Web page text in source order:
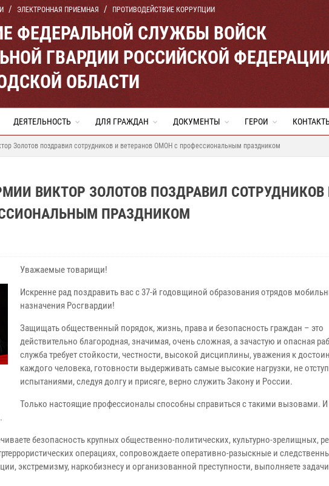
ЭЛЕКТРОННАЯ ПРИЕМНАЯ ПРОТИВОДЕЙСТВИЕ КОРРУПЦИИ
ФЕДЕРАЛЬНОЙ СЛУЖБЫ ВОЙСК
ГВАРДИИ РОССИЙСКОЙ
ОБЛАСТИ
ДЕЯТЕЛЬНОСТЬ ДЛЯ ГРАЖДАН ДОКУМЕНТЫ ГЕРОИ
Золотов поздравил сотрудников и ветеранов ОМОН с профессиональным праздником
ВИКТОР ЗОЛОТОВ ПОЗДРАВИЛ СОТРУДНИКОВ
ПРАЗДНИКОМ
Уважаемые товарищи!
Искренне рад поздравить вас с 37-й годовщиной образования отрядов
назначения Росгвардии!
Защищать общественный порядок, жизнь, права и безопасность граждан – это
действительно благородная, значимая, очень сложная, а зачастую и опасная
служба требует стойкости, честности, высокой дисциплины, уважения к
каждого человека, готовности выдерживать самые высокие нагрузки, не
испытаниями, следуя долгу и присяге, верно служить Закону и России.
Только настоящие профессионалы способны справиться с такими вызовами.
безопасность крупных общественно-политических, культурно-зрелищных,
операциях, сопровождаете оперативно-разыскные и
экстремизму, наркобизнесу и организованной преступности, выполняете